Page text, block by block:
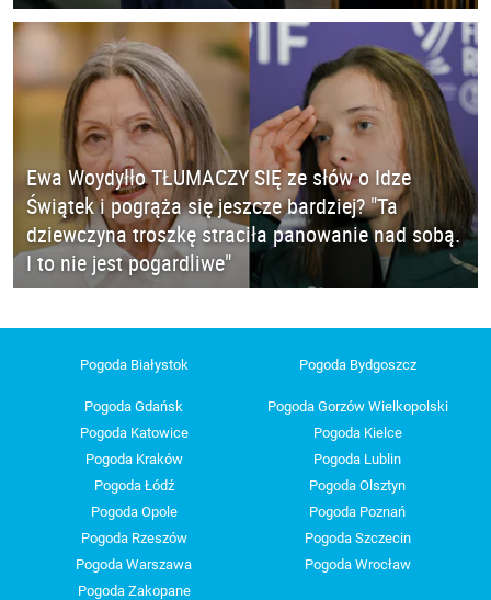
Ewa Woydyłło TŁUMACZY SIĘ ze słów o Idze
Świątek i pogrąża się jeszcze bardziej? "Ta
dziewczyna troszkę straciła panowanie nad sobą.
I to nie jest pogardliwe"
Pogoda Białystok Pogoda Bydgoszcz
Pogoda Gdańsk
Pogoda Gorzów Wielkopolski
Pogoda Katowice
Pogoda Kielce
Pogoda Kraków
Pogoda Lublin
Pogoda Łódź
Pogoda Olsztyn
Pogoda Opole
Pogoda Poznań
Pogoda Rzeszów
Pogoda Szczecin
Pogoda Warszawa
Pogoda Wrocław
Pogoda Zakopane